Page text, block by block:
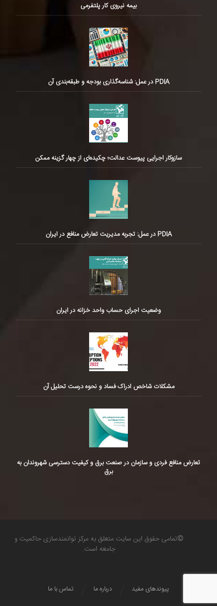
بیمه نیروی کار پلتفرمی
PDIA در عمل: شناسه‌گذاری بودجه و طبقه‌بندی آن
سازوکار اجرایی پیوست عدالت؛ چکیده‌ای از چهار گزینه ممکن
PDIA در عمل: تجربه مدیریت تعارض منافع در ایران
وضعیت اجرای حساب واحد خزانه در ایران
مشکلات شاخص ادراک فساد و نحوه درست تحلیل آن
تعارض منافع فردی و سازمان در صنعت برق و کیفیت دسترسی شهروندان به
برق
©تمامی حقوق این سایت متعلق به مرکز توانمندسازی حاکمیت و
جامعه است.
تماس با ما درباره ما پیوندهای مفید